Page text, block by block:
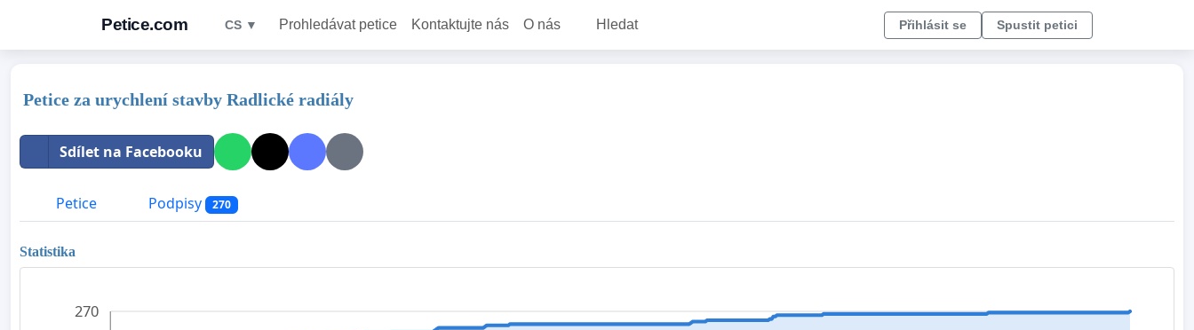
Petice.com CS ▼ Prohledávat petice Kontaktujte nás O nás Hledat Přihlásit se Spustit petici
Petice za urychlení stavby Radlické radiály
Sdílet na Facebooku
Petice Podpisy 270
Statistika
270